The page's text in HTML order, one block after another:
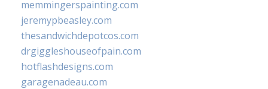
memmingerspainting.com
jeremypbeasley.com
thesandwichdepotcos.com
drgiggleshouseofpain.com
hotflashdesigns.com
garagenadeau.com